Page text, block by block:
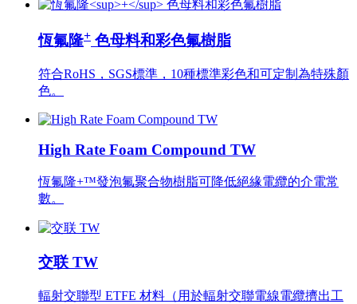
恆氟隆+ 色母料和彩色氟樹脂
符合RoHS，SGS標準，10種標準彩色和可定制為特殊顏
色。
High Rate Foam Compound TW
恆氟隆+™發泡氟聚合物樹脂可降低絕緣電纜的介電常
數。
交联 TW
輻射交聯型 ETFE 材料（用於輻射交聯電線電纜擠出工